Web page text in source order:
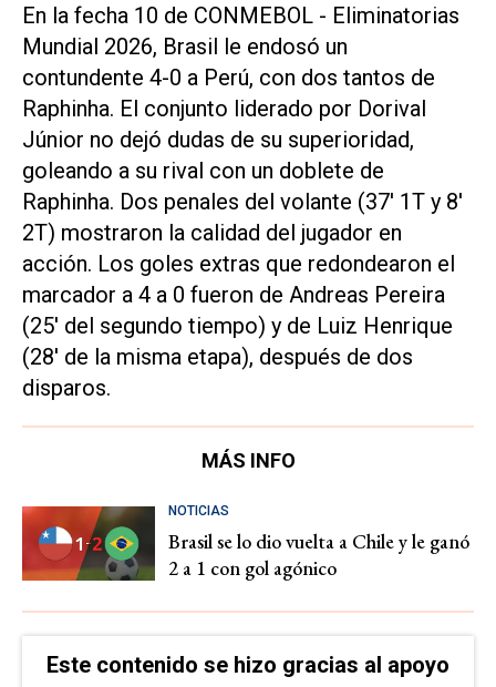
En la fecha 10 de CONMEBOL - Eliminatorias
Mundial 2026, Brasil le endosó un
contundente 4-0 a Perú, con dos tantos de
Raphinha. El conjunto liderado por Dorival
Júnior no dejó dudas de su superioridad,
goleando a su rival con un doblete de
Raphinha. Dos penales del volante (37' 1T y 8'
2T) mostraron la calidad del jugador en
acción. Los goles extras que redondearon el
marcador a 4 a 0 fueron de Andreas Pereira
(25' del segundo tiempo) y de Luiz Henrique
(28' de la misma etapa), después de dos
disparos.
MÁS INFO
NOTICIAS
Brasil se lo dio vuelta a Chile y le ganó
2 a 1 con gol agónico
Este contenido se hizo gracias al apoyo